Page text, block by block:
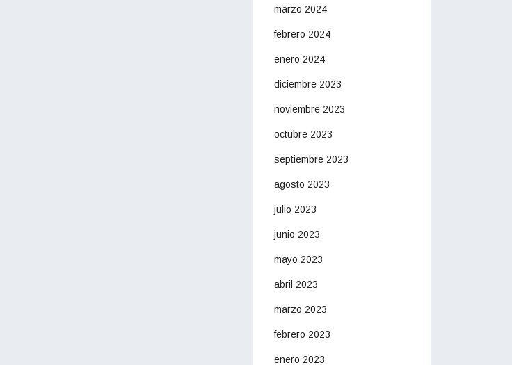
marzo 2024
febrero 2024
enero 2024
diciembre 2023
noviembre 2023
octubre 2023
septiembre 2023
agosto 2023
julio 2023
junio 2023
mayo 2023
abril 2023
marzo 2023
febrero 2023
enero 2023